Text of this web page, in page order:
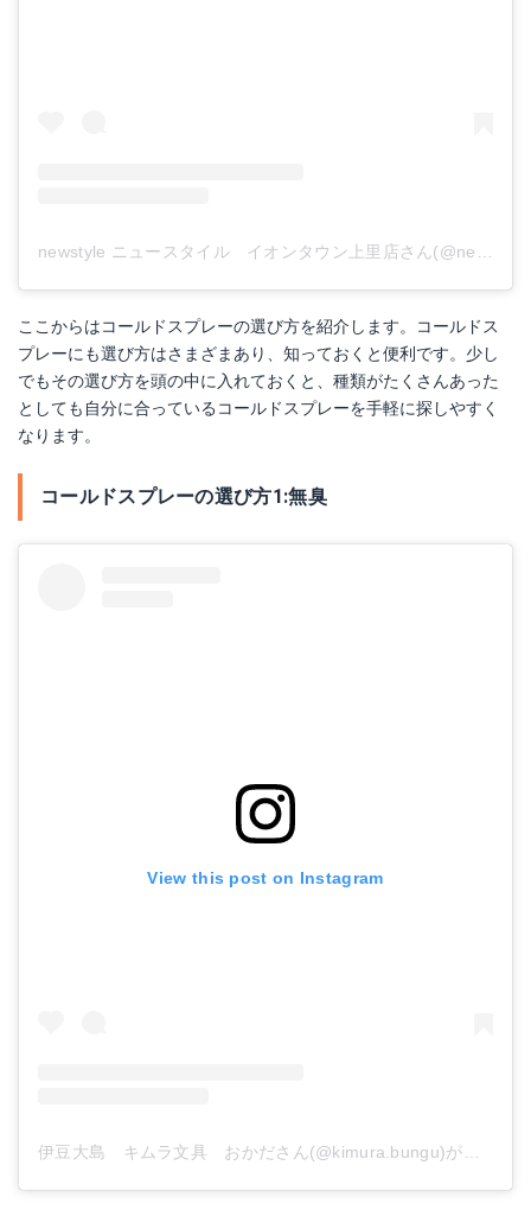
newstyle ニュースタイル イオンタウン上里店さん(@newstyle_kamisato)がシェアした投稿
ここからはコールドスプレーの選び方を紹介します。コールドス
プレーにも選び方はさまざまあり、知っておくと便利です。少し
でもその選び方を頭の中に入れておくと、種類がたくさんあった
としても自分に合っているコールドスプレーを手軽に探しやすく
なります。
コールドスプレーの選び方1:無臭
View this post on Instagram